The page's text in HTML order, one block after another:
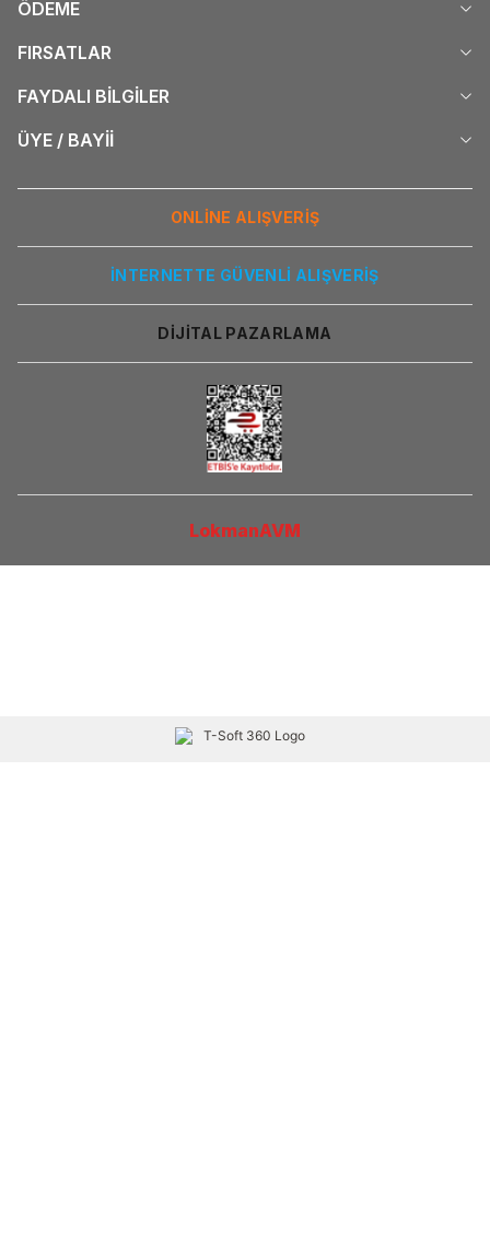
ÖDEME
FIRSATLAR
FAYDALI BİLGİLER
ÜYE / BAYİİ
ONLİNE ALIŞVERİŞ
İNTERNETTE GÜVENLİ ALIŞVERİŞ
DİJİTAL PAZARLAMA
LokmanAVM